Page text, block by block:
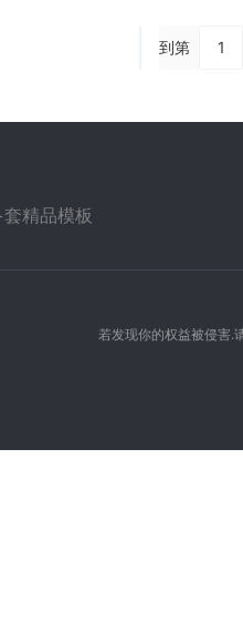
到第
精品模板
若发现你的权益被侵害.